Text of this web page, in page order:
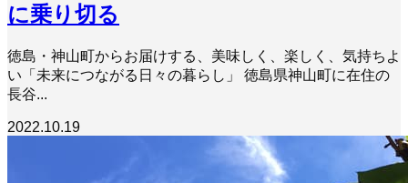
に乗り切る
徳島・神山町からお届けする、美味しく、楽しく、気持ちよ
い「未来につながる日々の暮らし」 徳島県神山町に在住の
長谷...
2022.10.19